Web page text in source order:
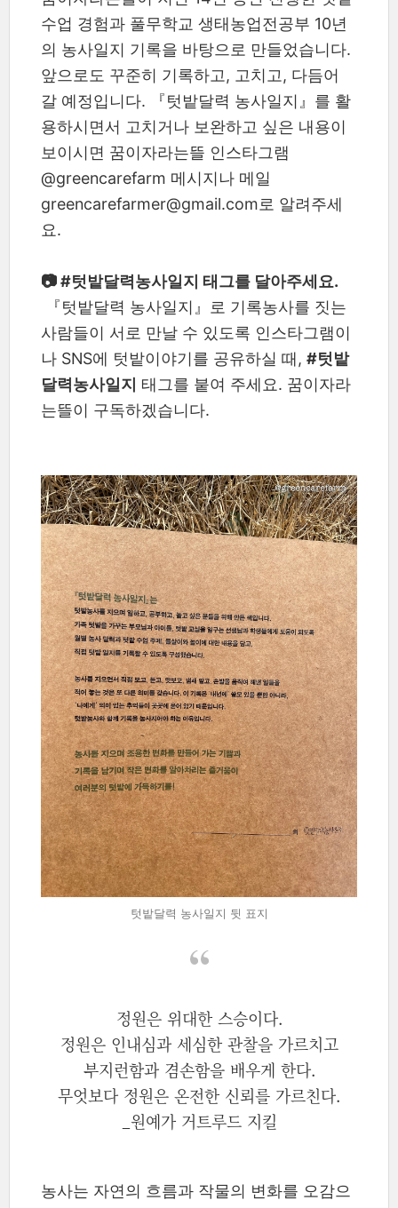
수업 경험과 풀무학교 생태농업전공부 10년
의 농사일지 기록을 바탕으로 만들었습니다.
앞으로도 꾸준히 기록하고, 고치고, 다듬어
갈 예정입니다. 『텃밭달력 농사일지』를 활
용하시면서 고치거나 보완하고 싶은 내용이
보이시면 꿈이자라는뜰 인스타그램
@greencarefarm 메시지나 메일
greencarefarmer@gmail.com로 알려주세
요.
📷 #텃밭달력농사일지 태그를 달아주세요.
『텃밭달력 농사일지』로 기록농사를 짓는
사람들이 서로 만날 수 있도록 인스타그램이
나 SNS에 텃밭이야기를 공유하실 때, #텃밭
달력농사일지 태그를 붙여 주세요. 꿈이자라
는뜰이 구독하겠습니다.
텃밭달력 농사일지 뒷 표지
정원은 위대한 스승이다.
정원은 인내심과 세심한 관찰을 가르치고
부지런함과 겸손함을 배우게 한다.
무엇보다 정원은 온전한 신뢰를 가르친다.
_원예가 거트루드 지킬
농사는 자연의 흐름과 작물의 변화를 오감으